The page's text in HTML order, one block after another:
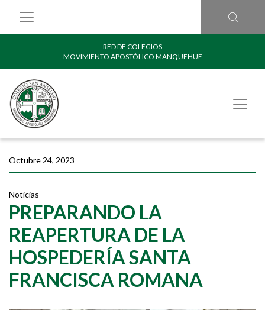
RED DE COLEGIOS
MOVIMIENTO APOSTÓLICO MANQUEHUE
Octubre 24, 2023
Noticias
PREPARANDO LA
REAPERTURA DE LA
HOSPEDERÍA SANTA
FRANCISCA ROMANA